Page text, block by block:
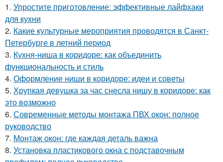
1. Упростите приготовление: эффективные лайфхаки
для кухни
2. Какие культурные мероприятия проводятся в Санкт-
Петербурге в летний период
3. Кухня-ниша в коридоре: как объединить
функциональность и стиль
4. Оформление ниши в коридоре: идеи и советы
5. Хрупкая девушка за час снесла нишу в коридоре: как
это возможно
6. Современные методы монтажа ПВХ окон: полное
руководство
7. Монтаж окон: где каждая деталь важна
8. Установка пластикового окна с подставочным